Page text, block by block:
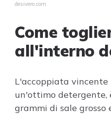
desivero.com
Come
all'interno
L'accoppiata
un'ottimo detergente,
grammi di sale grosso